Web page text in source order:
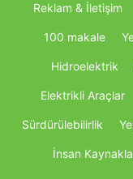
Reklam & İletişim
100 makale
Hidroelektrik
Elektrikli Araçlar
Sürdürülebilirlik
İnsan